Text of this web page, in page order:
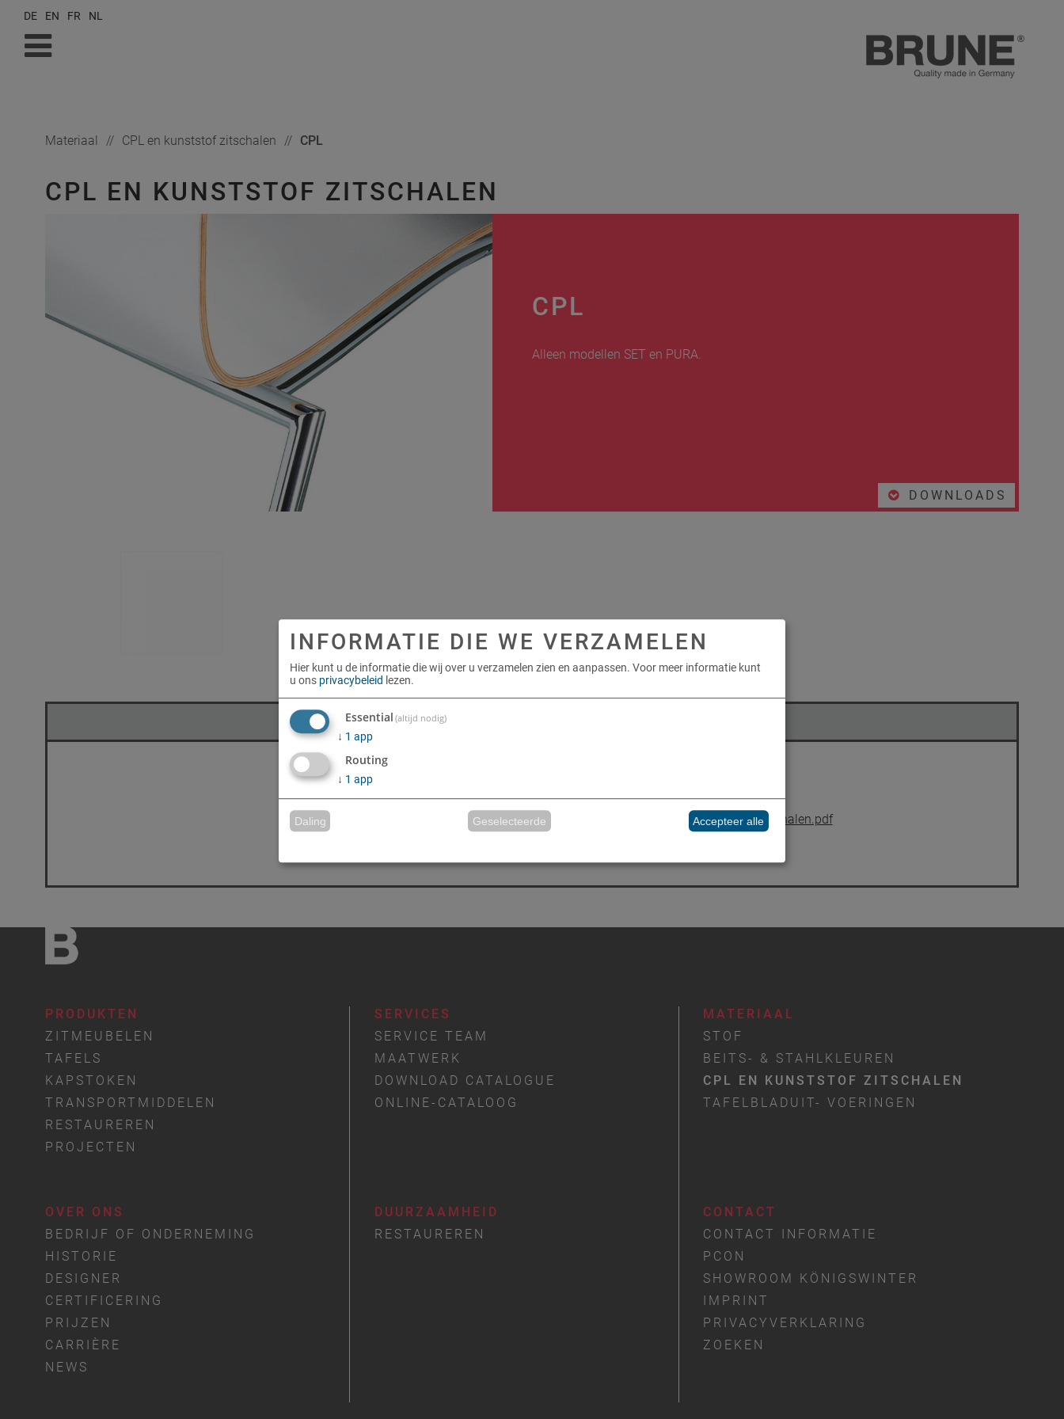
DE EN FR NL
Materiaal CPL en kunststof zitschalen CPL
CPL EN KUNSTSTOF ZITSCHALEN
CPL
Alleen modellen SET en PURA.
DOWNLOADS
Übersichten_Materialien_Kunststoffschalen.pdf
PRODUKTEN
ZITMEUBELEN
TAFELS
KAPSTOKEN
TRANSPORTMIDDELEN
RESTAUREREN
PROJECTEN
SERVICES
SERVICE TEAM
MAATWERK
DOWNLOAD CATALOGUE
ONLINE-CATALOOG
MATERIAAL
STOF
BEITS- & STAHLKLEUREN
CPL EN KUNSTSTOF ZITSCHALEN
TAFELBLADUIT- VOERINGEN
OVER ONS
BEDRIJF OF ONDERNEMING
HISTORIE
DESIGNER
CERTIFICERING
PRIJZEN
CARRIÈRE
NEWS
DUURZAAMHEID
RESTAUREREN
CONTACT
CONTACT INFORMATIE
PCON
SHOWROOM KÖNIGSWINTER
IMPRINT
PRIVACYVERKLARING
ZOEKEN
INFORMATIE DIE WE VERZAMELEN
Hier kunt u de informatie die wij over u verzamelen zien en aanpassen. Voor meer informatie kunt
u ons privacybeleid lezen.
Essential (altijd nodig)
↓ 1 app
Routing
↓ 1 app
Daling Geselecteerde Accepteer alle